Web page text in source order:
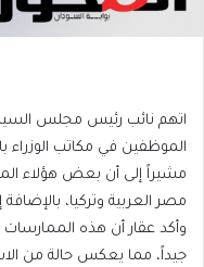
اتهم نائب رئيس مجلس
الموظفين في مكاتب الوزراء
مشيراً إلى أن بعض هؤلاء
مصر العربية وتركيا،
وأكد عقار أن هذه
جيداً، مما يعكس حالة من